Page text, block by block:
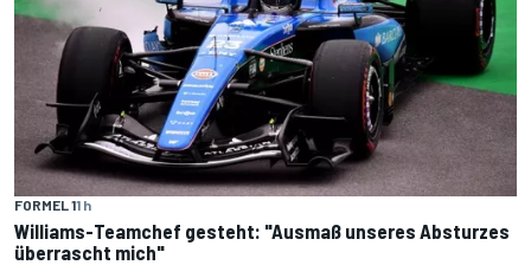
FORMEL 11 h
Williams-Teamchef gesteht: "Ausmaß unseres Absturzes
überrascht mich"